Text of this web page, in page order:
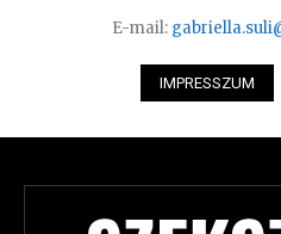
E-mail:
IMPRESSZUM